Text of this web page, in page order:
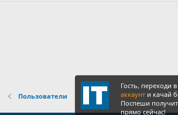
Пользователи
Гость, переходи
аккаунт и качай
Поспеши
прямо сейчас!